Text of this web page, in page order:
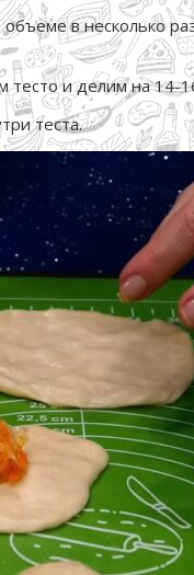
в несколько
и делим на
теста.